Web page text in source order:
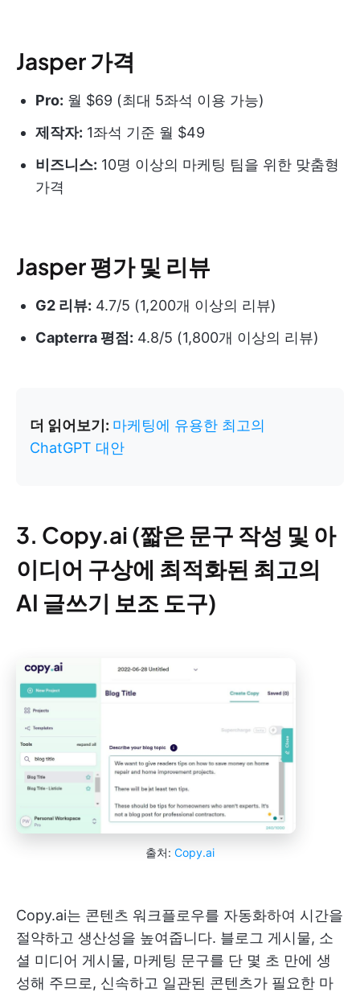
Jasper 가격
Pro: 월 $69 (최대 5좌석 이용 가능)
제작자: 1좌석 기준 월 $49
비즈니스: 10명 이상의 마케팅 팀을 위한 맞춤형
가격
Jasper 평가 및 리뷰
G2 리뷰: 4.7/5 (1,200개 이상의 리뷰)
Capterra 평점: 4.8/5 (1,800개 이상의 리뷰)
더 읽어보기: 마케팅에 유용한 최고의
ChatGPT 대안
3. Copy.ai (짧은 문구 작성 및 아
이디어 구상에 최적화된 최고의
AI 글쓰기 보조 도구)
출처: Copy.ai
Copy.ai는 콘텐츠 워크플로우를 자동화하여 시간을
절약하고 생산성을 높여줍니다. 블로그 게시물, 소
셜 미디어 게시물, 마케팅 문구를 단 몇 초 만에 생
성해 주므로, 신속하고 일관된 콘텐츠가 필요한 마